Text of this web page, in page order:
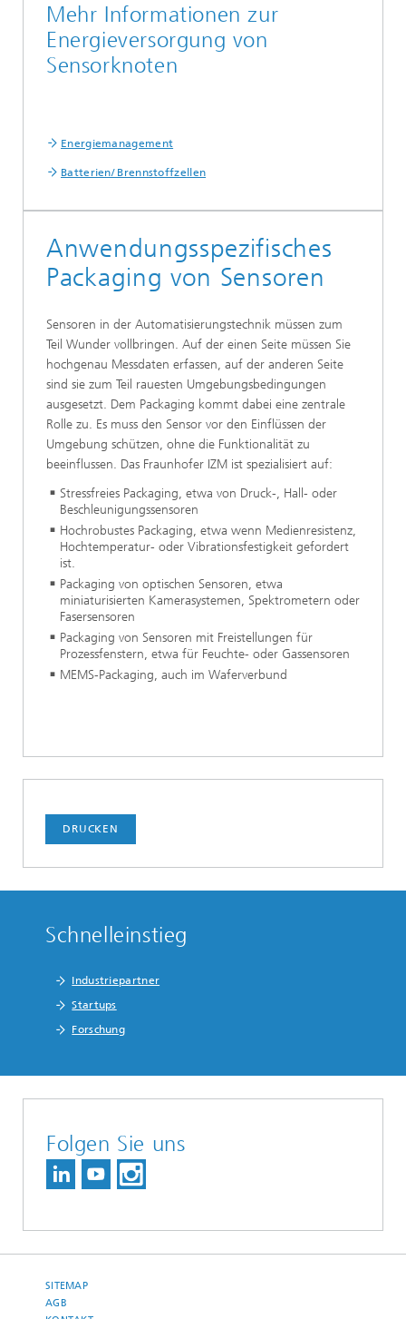
Mehr Informationen zur
Energieversorgung von
Sensorknoten
Energiemanagement
Batterien/ Brennstoffzellen
Anwendungsspezifisches
Packaging von Sensoren
Sensoren in der Automatisierungstechnik müssen zum
Teil Wunder vollbringen. Auf der einen Seite müssen Sie
hochgenau Messdaten erfassen, auf der anderen Seite
sind sie zum Teil rauesten Umgebungsbedingungen
ausgesetzt. Dem Packaging kommt dabei eine zentrale
Rolle zu. Es muss den Sensor vor den Einflüssen der
Umgebung schützen, ohne die Funktionalität zu
beeinflussen. Das Fraunhofer IZM ist spezialisiert auf:
Stressfreies Packaging, etwa von Druck-, Hall- oder
Beschleunigungssensoren
Hochrobustes Packaging, etwa wenn Medienresistenz,
Hochtemperatur- oder Vibrationsfestigkeit gefordert
ist.
Packaging von optischen Sensoren, etwa
miniaturisierten Kamerasystemen, Spektrometern oder
Fasersensoren
Packaging von Sensoren mit Freistellungen für
Prozessfenstern, etwa für Feuchte- oder Gassensoren
MEMS-Packaging, auch im Waferverbund
DRUCKEN
Schnelleinstieg
Industriepartner
Startups
Forschung
Folgen Sie uns
SITEMAP
AGB